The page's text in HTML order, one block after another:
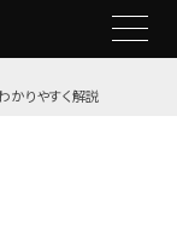
かりやすく解説